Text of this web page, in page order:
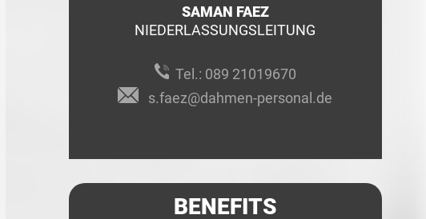
SAMAN FAEZ
NIEDERLASSUNGSLEITUNG
Tel.: 089 21019670
s.faez@dahmen-personal.de
BENEFITS